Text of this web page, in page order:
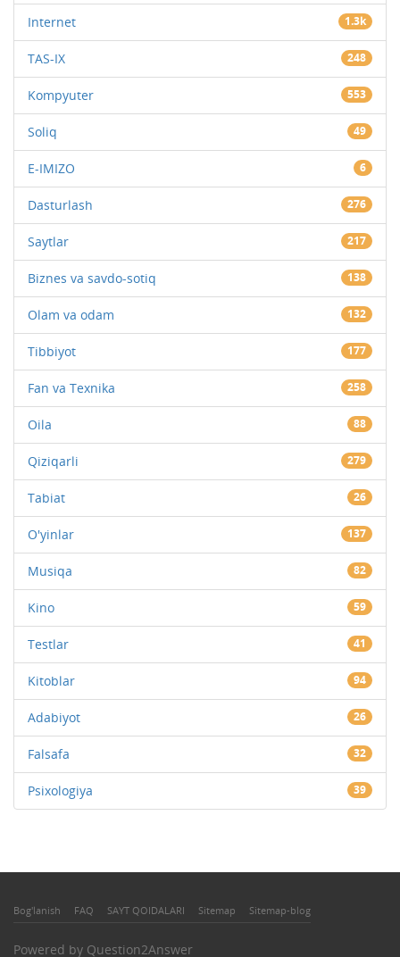
Internet 1.3k
TAS-IX 248
Kompyuter 553
Soliq 49
E-IMIZO 6
Dasturlash 276
Saytlar 217
Biznes va savdo-sotiq 138
Olam va odam 132
Tibbiyot 177
Fan va Texnika 258
Oila 88
Qiziqarli 279
Tabiat 26
O'yinlar 137
Musiqa 82
Kino 59
Testlar 41
Kitoblar 94
Adabiyot 26
Falsafa 32
Psixologiya 39
Bog'lanish FAQ SAYT QOIDALARI Sitemap Sitemap-blog
Powered by Question2Answer